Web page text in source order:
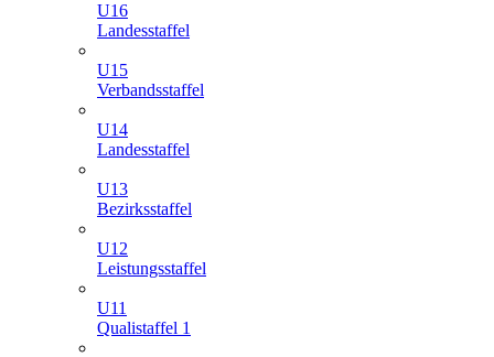
U16
Landesstaffel
U15
Verbandsstaffel
U14
Landesstaffel
U13
Bezirksstaffel
U12
Leistungsstaffel
U11
Qualistaffel 1